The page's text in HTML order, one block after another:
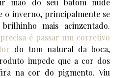
o inverno, principalmente se
mais acinzentado.
é passar um corretivo
do tom natural da boca,
impede que a cor dos
na cor do pigmento. Viu